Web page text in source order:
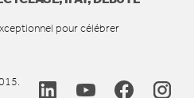
pour célébrer